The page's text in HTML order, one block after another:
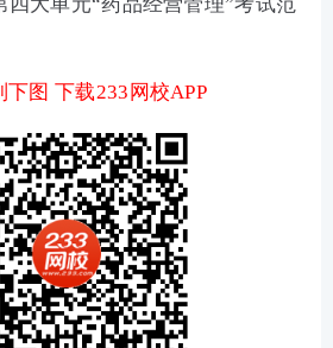
下图 下载233网校APP